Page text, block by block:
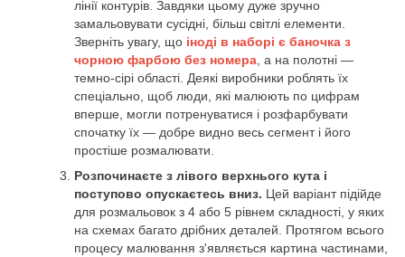
лінії контурів. Завдяки цьому дуже зручно
замальовувати сусідні, більш світлі елементи.
Зверніть увагу, що іноді в наборі є баночка з
чорною фарбою без номера , а на полотні —
темно-сірі області. Деякі виробники роблять їх
спеціально, щоб люди, які малюють по цифрам
вперше, могли потренуватися і розфарбувати
спочатку їх — добре видно весь сегмент і його
простіше розмалювати.
Розпочинаєте з лівого верхнього кута і
поступово опускаєтесь вниз. Цей варіант підійде
для розмальовок з 4 або 5 рівнем складності, у яких
на схемах багато дрібних деталей. Протягом всього
процесу малювання з'являється картина частинами,